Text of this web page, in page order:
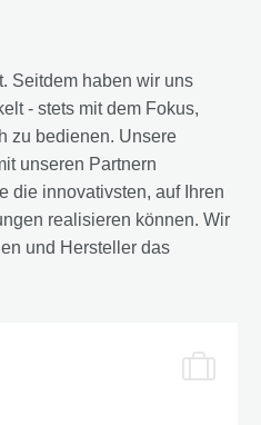
Seitdem haben wir uns
- stets mit dem Fokus,
zu bedienen. Unsere
unseren Partnern
die innovativsten, auf Ihren
realisieren können. Wir
und Hersteller das